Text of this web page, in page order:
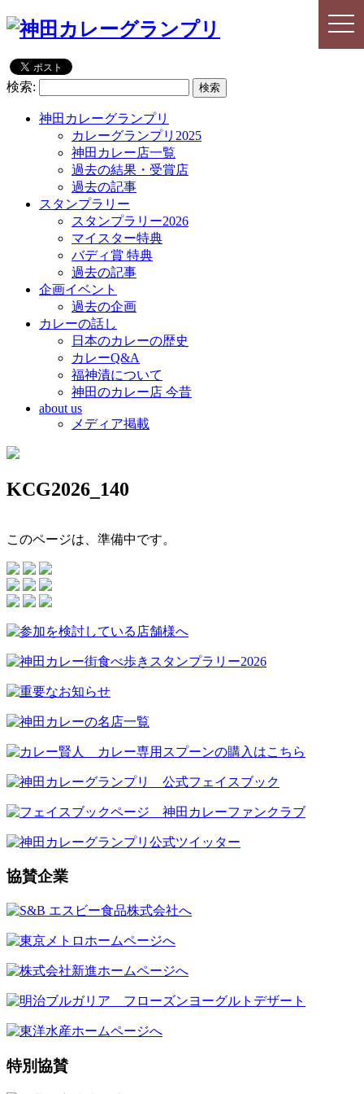
検索:
神田カレーグランプリ
カレーグランプリ2025
神田カレー店一覧
過去の結果・受賞店
過去の記事
スタンプラリー
スタンプラリー2026
マイスター特典
バディ賞 特典
過去の記事
企画イベント
過去の企画
カレーの話し
日本のカレーの歴史
カレーQ&A
福神漬について
神田のカレー店 今昔
about us
メディア掲載
KCG2026_140
このページは、準備中です。
協賛企業
特別協賛